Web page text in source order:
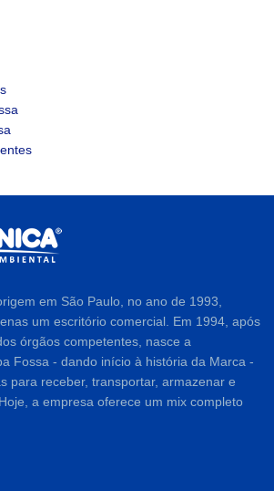
em São Paulo, no ano de 1993,
um escritório comercial. Em 1994, após
órgãos competentes, nasce a
Fossa - dando início à história da Marca -
para receber, transportar, armazenar e
a empresa oferece um mix completo